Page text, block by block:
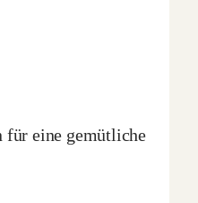
eine gemütliche